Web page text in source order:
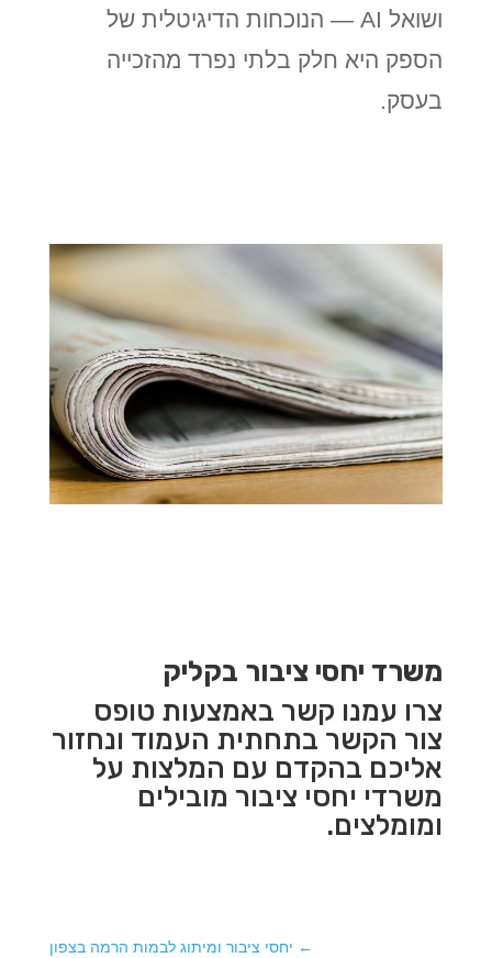
ושואל AI — הנוכחות הדיגיטלית של
הספק היא חלק בלתי נפרד מהזכייה
בעסק.
משרד יחסי ציבור בקליק
צרו עמנו קשר באמצעות טופס
צור הקשר בתחתית העמוד ונחזור
אליכם בהקדם עם המלצות על
משרדי יחסי ציבור מובילים
ומומלצים.
← יחסי ציבור ומיתוג לבמות הרמה בצפון